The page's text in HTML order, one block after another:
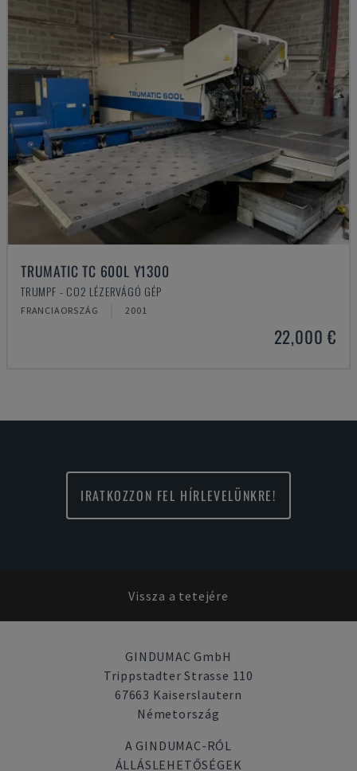
TRUMATIC TC 600L Y1300
TRUMPF - CO2 LÉZERVÁGÓ GÉP
FRANCIAORSZÁG 2001
22,000 €
IRATKOZZON FEL HÍRLEVELÜNKRE!
Vissza a tetejére
GINDUMAC GmbH
Trippstadter Strasse 110
67663 Kaiserslautern
Németország
A GINDUMAC-RÓL
ÁLLÁSLEHETŐSÉGEK